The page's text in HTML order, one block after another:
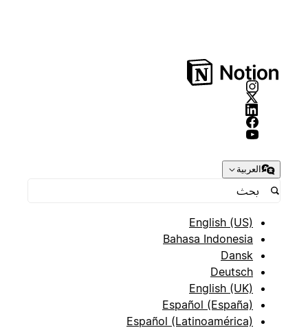
العربية
English (US)
Bahasa Indonesia
Dansk
Deutsch
English (UK)
Español (España)
Español (Latinoamérica)